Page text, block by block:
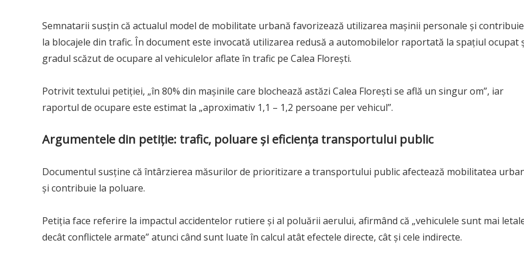
Semnatarii susțin că actualul model de mobilitate urbană favorizează utilizarea mașinii personale și contribuie
la blocajele din trafic. În document este invocată utilizarea redusă a automobilelor raportată la spațiul ocupat
gradul scăzut de ocupare al vehiculelor aflate în trafic pe Calea Florești.
Potrivit textului petiției, „în 80% din mașinile care blochează astăzi Calea Florești se află un singur om”, iar
raportul de ocupare este estimat la „aproximativ 1,1 – 1,2 persoane per vehicul”.
Argumentele din petiție: trafic, poluare și eficiența transportului public
Documentul susține că întârzierea măsurilor de prioritizare a transportului public afectează mobilitatea
și contribuie la poluare.
Petiția face referire la impactul accidentelor rutiere și al poluării aerului, afirmând că „vehiculele sunt mai
decât conflictele armate” atunci când sunt luate în calcul atât efectele directe, cât și cele indirecte.